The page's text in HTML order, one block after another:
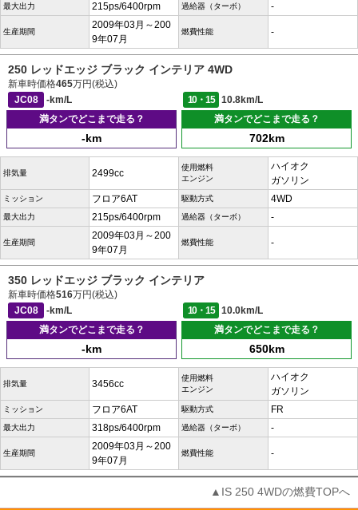
最大出力 215ps/6400rpm 過給器（ターボ） -
生産期間
2009年03月～200
9年07月
燃費性能 -
250 レッドエッジ ブラック インテリア 4WD
新車時価格465万円(税込)
JC08
-km/L 10・15
10.8km/L
満タンでどこまで走る？
-km
満タンでどこまで走る？
702km
排気量 2499cc
使用燃料
エンジン
ハイオク
ガソリン
ミッション フロア6AT 駆動方式 4WD
最大出力 215ps/6400rpm 過給器（ターボ） -
生産期間
2009年03月～200
9年07月
燃費性能 -
350 レッドエッジ ブラック インテリア
新車時価格516万円(税込)
JC08
-km/L 10・15
10.0km/L
満タンでどこまで走る？
-km
満タンでどこまで走る？
650km
排気量 3456cc
使用燃料
エンジン
ハイオク
ガソリン
ミッション フロア6AT 駆動方式 FR
最大出力 318ps/6400rpm 過給器（ターボ） -
生産期間
2009年03月～200
9年07月
燃費性能 -
▲IS 250 4WDの燃費TOPへ